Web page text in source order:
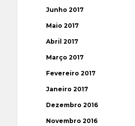
Junho 2017
Maio 2017
Abril 2017
Março 2017
Fevereiro 2017
Janeiro 2017
Dezembro 2016
Novembro 2016